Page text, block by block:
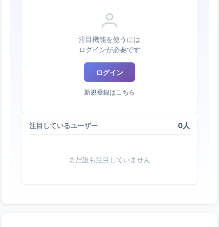
注目機能を使うには
ログインが必要です
ログイン
新規登録はこちら
注目しているユーザー 0人
まだ誰も注目していません